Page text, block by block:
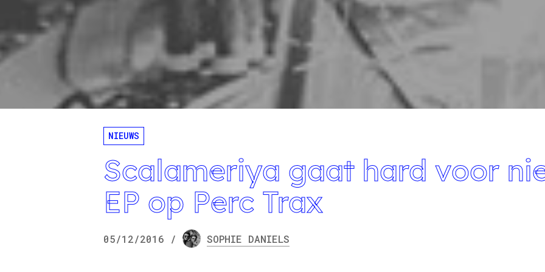
NIEUWS
Scalameriya gaat hard voor
EP op Perc Trax
05/12/2016 / SOPHIE DANIELS